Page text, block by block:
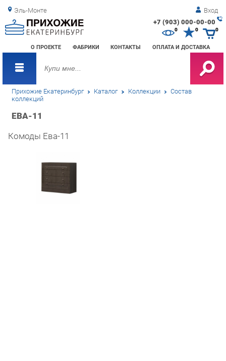
Эль-Монте Вход
+7 (903) 000-00-00
О ПРОЕКТЕ ФАБРИКИ КОНТАКТЫ ОПЛАТА И ДОСТАВКА
0 0
Прихожие Екатеринбург Каталог Коллекции Состав
коллекций
ЕВА-11
Комоды Ева-11